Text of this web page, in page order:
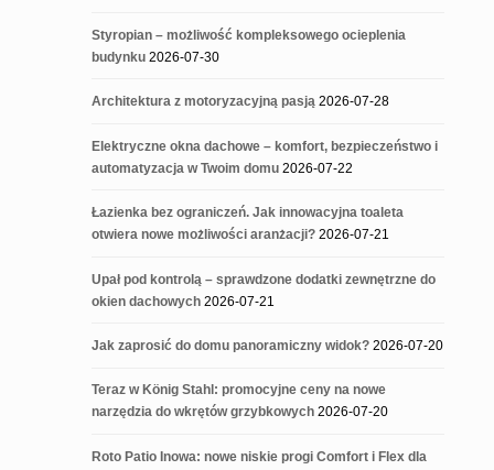
Styropian – możliwość kompleksowego ocieplenia
budynku 2026-07-30
Architektura z motoryzacyjną pasją 2026-07-28
Elektryczne okna dachowe – komfort, bezpieczeństwo i
automatyzacja w Twoim domu 2026-07-22
Łazienka bez ograniczeń. Jak innowacyjna toaleta
otwiera nowe możliwości aranżacji? 2026-07-21
Upał pod kontrolą – sprawdzone dodatki zewnętrzne do
okien dachowych 2026-07-21
Jak zaprosić do domu panoramiczny widok? 2026-07-20
Teraz w König Stahl: promocyjne ceny na nowe
narzędzia do wkrętów grzybkowych 2026-07-20
Roto Patio Inowa: nowe niskie progi Comfort i Flex dla